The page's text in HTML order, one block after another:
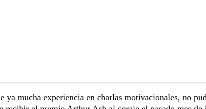
ya mucha experiencia en charlas motivacionales, no